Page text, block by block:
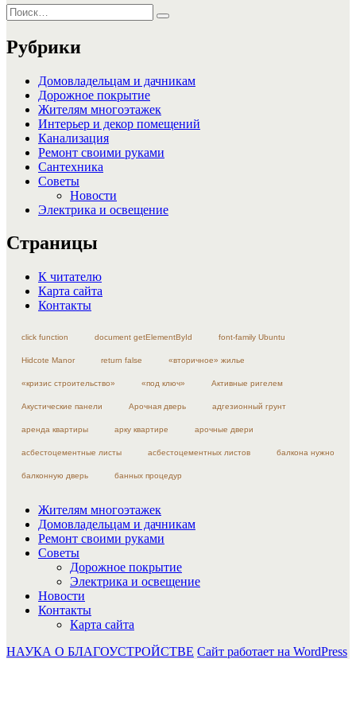
Искать:
Поиск
Рубрики
Домовладельцам и дачникам
Дорожное покрытие
Жителям многоэтажек
Интерьер и декор помещений
Канализация
Ремонт своими руками
Сантехника
Советы
Новости
Электрика и освещение
Страницы
К читателю
Карта сайта
Контакты
click function document getElementById font-family Ubuntu
Hidcote Manor return false «вторичное» жилье
«кризис строительство» «под ключ» Активные ригелем
Акустические панели Арочная дверь адгезионный грунт
аренда квартиры арку квартире арочные двери
асбестоцементные листы асбестоцементных листов балкона нужно
балконную дверь банных процедур
Жителям многоэтажек
Домовладельцам и дачникам
Ремонт своими руками
Советы
Дорожное покрытие
Электрика и освещение
Новости
Контакты
Карта сайта
НАУКА О БЛАГОУСТРОЙСТВЕ Сайт работает на WordPress